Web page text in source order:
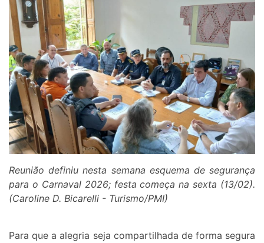
Reunião definiu nesta semana esquema de segurança
para o Carnaval 2026; festa começa na sexta (13/02).
(Caroline D. Bicarelli - Turismo/PMI)
Para que a alegria seja compartilhada de forma segura